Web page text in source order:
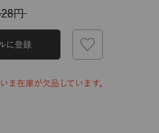
に登録
ま在庫が欠品しています。